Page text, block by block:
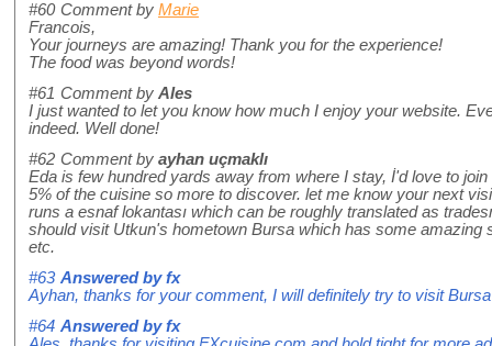
#60 Comment by Marie
Francois,
Your journeys are amazing! Thank you for the experience!
The food was beyond words!
#61 Comment by Ales
I just wanted to let you know how much I enjoy your website.
indeed. Well done!
#62 Comment by ayhan uçmaklı
Eda is few hundred yards away from where I stay, İ'd love to
5% of the cuisine so more to discover. let me know your next
runs a esnaf lokantası which can be roughly translated as
should visit Utkun's hometown Bursa which has some amazing
etc.
#63 Answered byfx
Ayhan, thanks for your comment, I will definitely try to visit
#64 Answered byfx